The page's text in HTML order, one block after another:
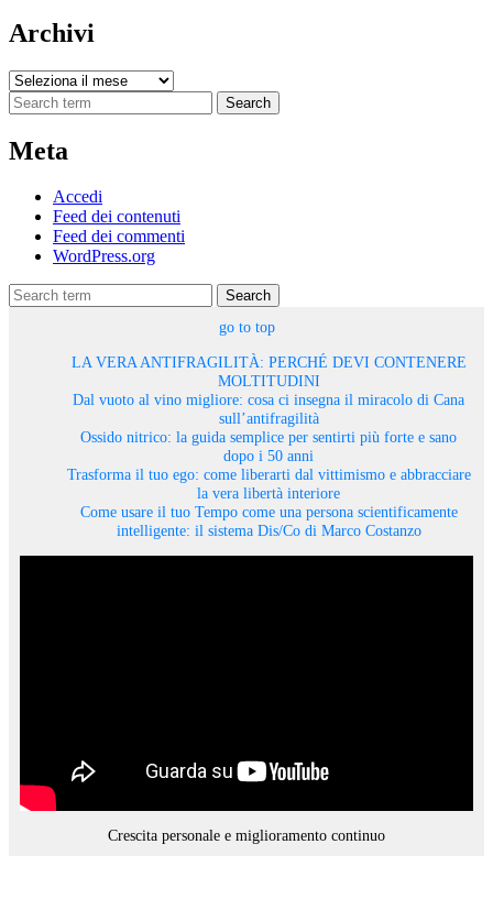
Archivi
Archivi
Search
Meta
Accedi
Feed dei contenuti
Feed dei commenti
WordPress.org
Search
go to top
LA VERA ANTIFRAGILITÀ: PERCHÉ DEVI CONTENERE
MOLTITUDINI
Dal vuoto al vino migliore: cosa ci insegna il miracolo di Cana
sull’antifragilità
Ossido nitrico: la guida semplice per sentirti più forte e sano
dopo i 50 anni
Trasforma il tuo ego: come liberarti dal vittimismo e abbracciare
la vera libertà interiore
Come usare il tuo Tempo come una persona scientificamente
intelligente: il sistema Dis/Co di Marco Costanzo
Crescita personale e miglioramento continuo